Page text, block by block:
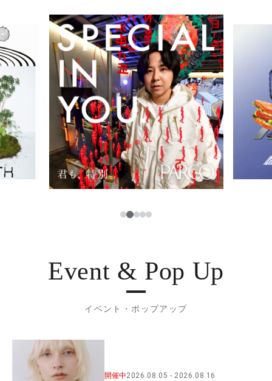
ニュース
レストラン・カフェ
TAX FREE
PARCOメンバーズ
한국어
ภาษาไทย
1234
Event & Pop Up
イベント・ポップアップ
開催中2026.08.05 2026.08.16